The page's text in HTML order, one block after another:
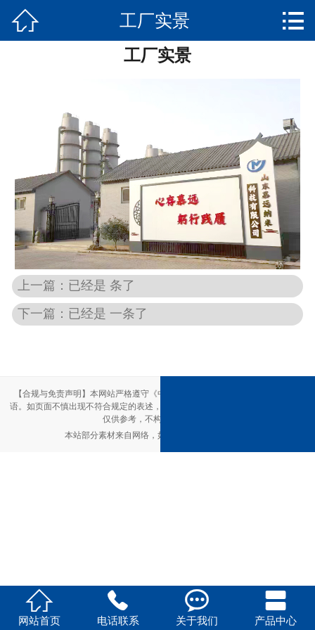
实景展示
荣誉资质
发货实景
联系我们
 工厂实景 
工厂实景
上一篇：已经是 条了
下一篇：已经是 一条了

网站首页

电话联系

关于我们

产品中心
【合规与免责声明】本网站严格遵守《中华人民共和国广告法》，尽力规范用
语。如页面不慎出现不符合规定的表述，敬请联系我们，将立即更正；相关内容
仅供参考，不构成交易依据。
本站部分素材来自网络，如有侵权，请联系删除。